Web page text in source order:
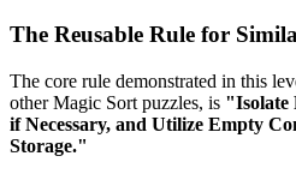
The Reusable Rule for
The core rule demonstrated in this
other Magic Sort puzzles, is "Isolate
if Necessary, and Utilize Empty
Storage."